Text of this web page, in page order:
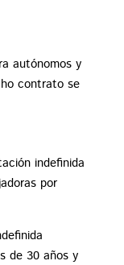
autónomos y
contrato se
indefinida
por
de 30 años y